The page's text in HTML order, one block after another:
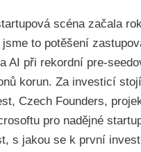
scéna začala
to potěšení
AI při rekordní pre-
korun. Za investicí
Czech Founders,
pro nadějné
s jakou se k první